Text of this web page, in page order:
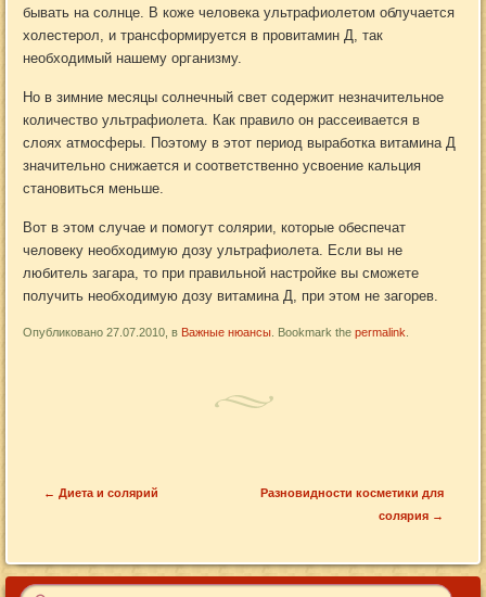
бывать на солнце. В коже человека ультрафиолетом облучается
холестерол, и трансформируется в провитамин Д, так
необходимый нашему организму.
Но в зимние месяцы солнечный свет содержит незначительное
количество ультрафиолета. Как правило он рассеивается в
слоях атмосферы. Поэтому в этот период выработка витамина Д
значительно снижается и соответственно усвоение кальция
становиться меньше.
Вот в этом случае и помогут солярии, которые обеспечат
человеку необходимую дозу ультрафиолета. Если вы не
любитель загара, то при правильной настройке вы сможете
получить необходимую дозу витамина Д, при этом не загорев.
Опубликовано 27.07.2010, в Важные нюансы . Bookmark thepermalink
Запись навигация
← Диета и солярий
Разновидности косметики для
солярия →